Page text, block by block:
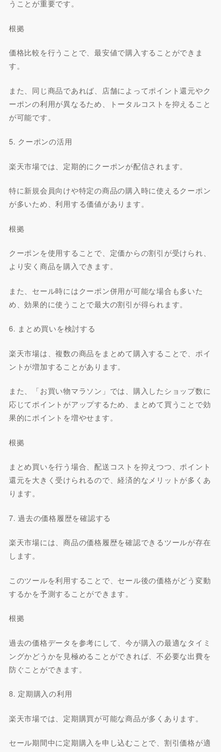
うことが重要です。
根拠
価格比較を行うことで、最安値で購入することができま
す。
また、同じ商品であれば、店舗によってポイント還元やク
ーポンの利用が異なるため、トータルコストを抑えること
が可能です。
5. クーポンの活用
楽天市場では、定期的にクーポンが配信されます。
特に新規会員向けや特定の商品の購入時に使えるクーポン
が多いため、利用する価値があります。
根拠
クーポンを使用することで、定価からの割引が受けられ、
より安く商品を購入できます。
また、セール時にはクーポン併用が可能な場合も多いた
め、効果的に使うことで最大の割引が得られます。
6. まとめ買いを検討する
楽天市場は、複数の商品をまとめて購入することで、ポイ
ントが増加することがあります。
また、「お買い物マラソン」では、購入したショップ数に
応じてポイントがアップするため、まとめて買うことで効
果的にポイントを増やせます。
根拠
まとめ買いを行う場合、配送コストを抑えつつ、ポイント
還元を大きく受けられるので、経済的なメリットが多くあ
ります。
7. 過去の価格履歴を確認する
楽天市場には、商品の価格履歴を確認できるツールが存在
します。
このツールを利用することで、セール後の価格がどう変動
するかを予測することができます。
根拠
過去の価格データを参考にして、今が購入の最適なタイミ
ングかどうかを見極めることができれば、不必要な出費を
防ぐことができます。
8. 定期購入の利用
楽天市場では、定期購買が可能な商品が多くあります。
セール期間中に定期購入を申し込むことで、割引価格が適